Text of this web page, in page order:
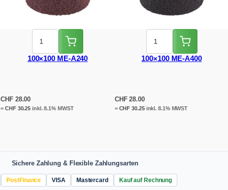
100×100 ME-A240
CHF28.00
= CHF30.25 inkl. 8.1% MWST
100×100 ME-A400
CHF28.00
= CHF 30.25inkl. 8.1% MWST
Sichere Zahlung & Flexible Zahlungsarten
PostFinance VISA Mastercard Kauf auf Rechnung